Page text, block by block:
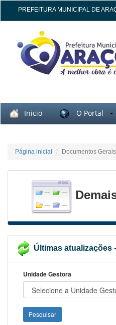
PREFEITURA MUNICIPAL DE
Inicio O Portal
Página inicial Documentos Gerais
Últimas atualizações
Unidade Gestora